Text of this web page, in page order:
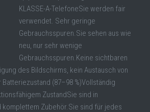
KLASSE-A-TelefoneSie werden fair
verwendet. Sehr geringe
Gebrauchsspuren.Sie sehen aus wie
neu, nur sehr wenige
Gebrauchsspuren.Keine sichtbaren
des Bildschirms, kein Austausch von
(87–98 %)Vollständig
ZustandSie sind in
komplettem Zubehör.Sie sind für jedes